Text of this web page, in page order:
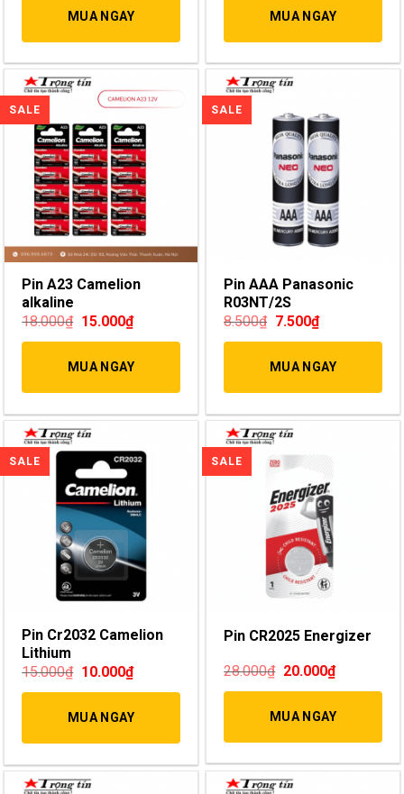
MUA NGAY MUA NGAY
Pin A23 Camelion
alkaline
18.000₫ 15.000₫
MUA NGAY
Pin AAA Panasonic
R03NT/2S
8.500₫ 7.500₫
MUA NGAY
Pin Cr2032 Camelion
Lithium
15.000₫ 10.000₫
MUA NGAY
Pin CR2025 Energizer
28.000₫ 20.000₫
MUA NGAY